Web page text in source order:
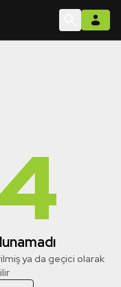
ya da geçici olarak